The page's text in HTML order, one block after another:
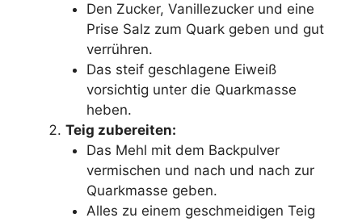
Den Zucker, Vanillezucker und eine
Prise Salz zum Quark geben und gut
verrühren.
Das steif geschlagene Eiweiß
vorsichtig unter die Quarkmasse
heben.
Teig zubereiten:
Das Mehl mit dem Backpulver
vermischen und nach und nach zur
Quarkmasse geben.
Alles zu einem geschmeidigen Teig